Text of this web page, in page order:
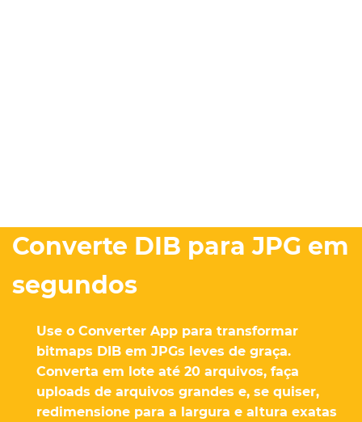
Converte DIB para JPG em
segundos
Use o Converter App para transformar
bitmaps DIB em JPGs leves de graça.
Converta em lote até 20 arquivos, faça
uploads de arquivos grandes e, se quiser,
redimensione para a largura e altura exatas